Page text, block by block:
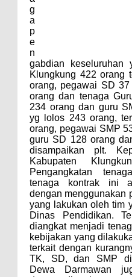
g
a
p
e
n
gabdian keseluruhan
Klungkung 422orang
orang, pegawai SD
orang dan tenaga
234 orang dan guru
yg lolos 243 orang,
orang, pegawai SMP
guru SD 128 orang
disampaikan plt.
Kabupaten
Pengangkatan
tenaga kontrak ini
dengan menggunakan
yang lakukan oleh tim
Dinas Pendidikan.
diangkat menjadi
kebijakan yang
terkait dengan
TK, SD, dan SMP di
Dewa Darmawan